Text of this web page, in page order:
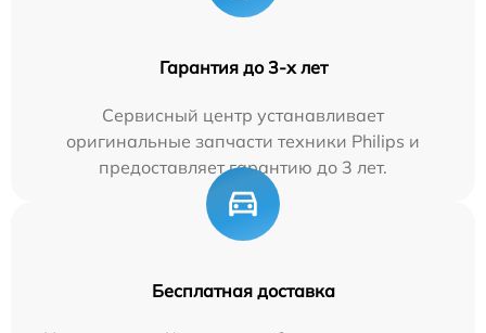
Гарантия до 3-х лет
Сервисный центр устанавливает
оригинальные запчасти техники Philips и
предоставляет гарантию до 3 лет.
Бесплатная доставка